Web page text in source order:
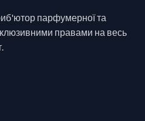
парфумерної та
правами на весь